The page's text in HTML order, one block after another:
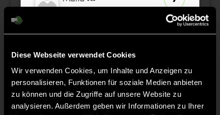
Diese Webseite verwendet Cookies
Wir verwenden Cookies, um Inhalte und Anzeigen zu
personalisieren, Funktionen für soziale Medien anbieten
zu können und die Zugriffe auf unsere Website zu
analysieren. Außerdem geben wir Informationen zu Ihrer
Mathilda H. 8
Mila K. 9